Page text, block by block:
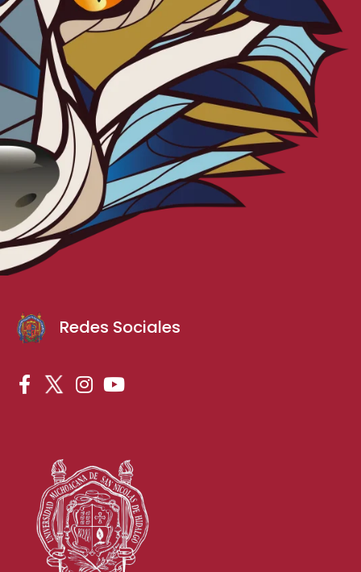
Redes Sociales